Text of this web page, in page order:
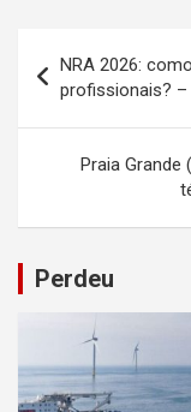
de
Post
NRA 2026:
profissionais? –
Praia Grande
Perdeu